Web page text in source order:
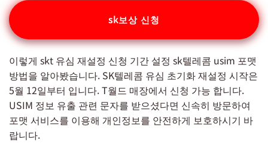
sk보상 신청
이렇게 skt 유심 재설정 신청 기간 설정 sk텔레콤 usim 포맷
방법을 알아봤습니다. SK텔레콤 유심 초기화 재설정 시작은
5월 12일부터 입니다. T월드 매장에서 신청 가능 합니다.
USIM 정보 유출 관련 문자를 받으셨다면 신속히 방문하여
포맷 서비스를 이용해 개인정보를 안전하게 보호하시기 바
랍니다.